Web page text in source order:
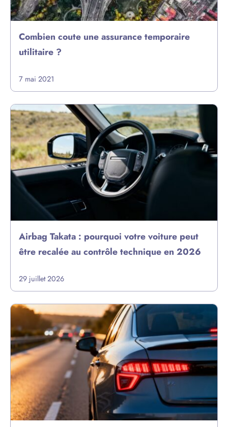
Combien coute une assurance temporaire
utilitaire ?
7 mai 2021
Airbag Takata : pourquoi votre voiture peut
être recalée au contrôle technique en 2026
29 juillet 2026